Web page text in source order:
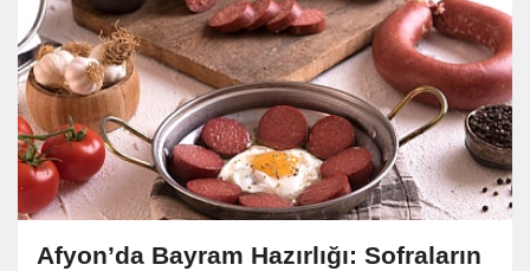
Afyon’da Bayram Hazırlığı: Sofraların